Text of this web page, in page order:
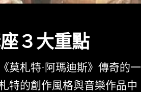
３大重點
莫札特·阿瑪迪斯》傳奇的一
特的創作風格與音樂作品中